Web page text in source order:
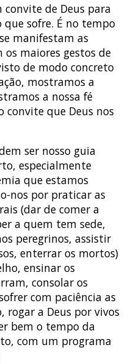
convite de Deus para
sofre. É no tempo
manifestam as
maiores gestos de
de modo concreto
mostramos a
a nossa fé
convite que Deus nos
ser nosso guia
especialmente
que estamos
nos por praticar as
(dar de comer a
a quem tem sede,
peregrinos, assistir
enterrar os mortos)
ensinar os
consolar os
com paciência as
rogar a Deus por vivos
bem o tempo da
com um programa